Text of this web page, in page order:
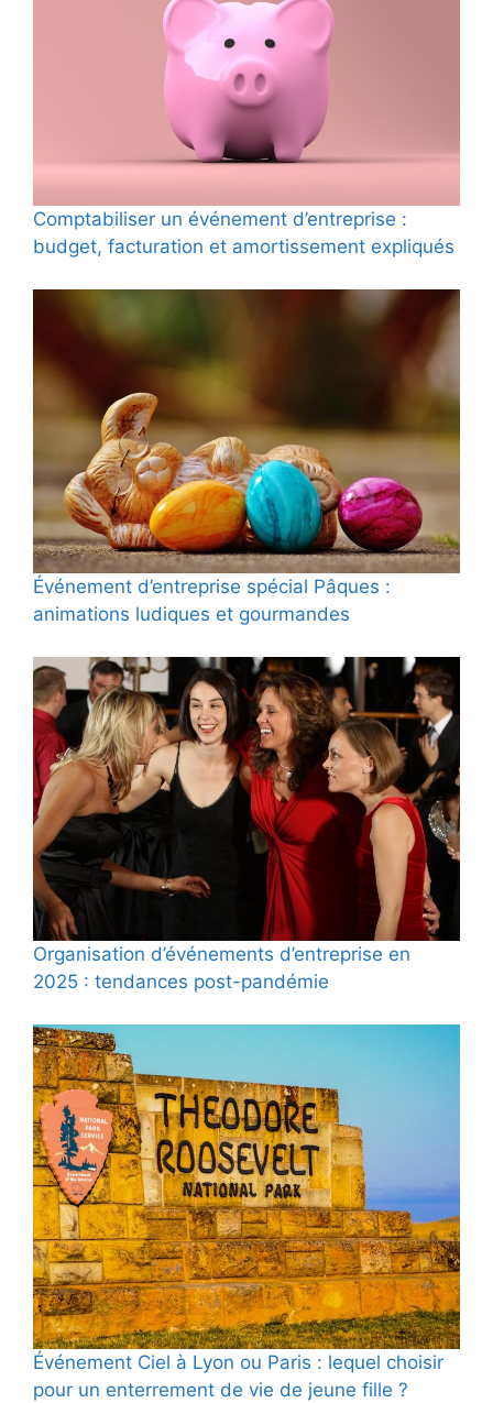
Comptabiliser un événement d’entreprise :
budget, facturation et amortissement expliqués
Événement d’entreprise spécial Pâques :
animations ludiques et gourmandes
Organisation d’événements d’entreprise en
2025 : tendances post-pandémie
Événement Ciel à Lyon ou Paris : lequel choisir
pour un enterrement de vie de jeune fille ?